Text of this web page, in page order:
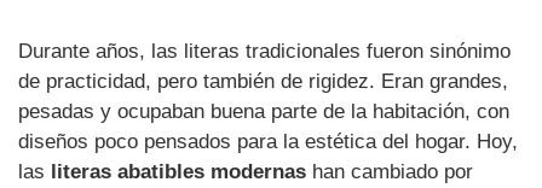
Durante años, las literas tradicionales fueron sinónimo
de practicidad, pero también de rigidez. Eran grandes,
pesadas y ocupaban buena parte de la habitación, con
diseños poco pensados para la estética del hogar. Hoy,
las literas abatibles modernas han cambiado por